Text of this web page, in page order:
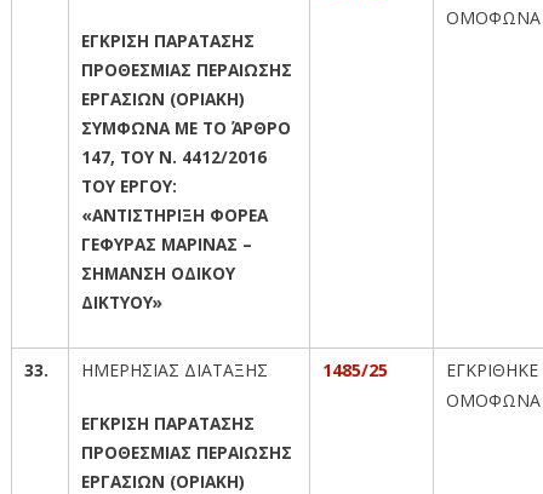
ΕΓΚΡΙΣΗ ΠΑΡΑΤΑΣΗΣ
ΠΡΟΘΕΣΜΙΑΣ ΠΕΡΑΙΩΣΗΣ
ΕΡΓΑΣΙΩΝ (ΟΡΙΑΚΗ)
ΣΥΜΦΩΝΑ ΜΕ ΤΟ ΆΡΘΡΟ
147, ΤΟΥ Ν. 4412/2016
ΤΟΥ ΕΡΓΟΥ:
«AΝΤΙΣΤΗΡΙΞΗ ΦΟΡΕΑ
ΓΕΦΥΡΑΣ ΜΑΡΙΝΑΣ –
ΣΗΜΑΝΣΗ ΟΔΙΚΟΥ
ΔΙΚΤΥΟΥ»
ΟΜΟΦΩΝΑ
33. ΗΜΕΡΗΣΙΑΣ ΔΙΑΤΑΞΗΣ
ΕΓΚΡΙΣΗ ΠΑΡΑΤΑΣΗΣ
ΠΡΟΘΕΣΜΙΑΣ ΠΕΡΑΙΩΣΗΣ
ΕΡΓΑΣΙΩΝ (ΟΡΙΑΚΗ)
1485/25
ΕΓΚΡΙΘΗΚΕ
ΟΜΟΦΩΝΑ